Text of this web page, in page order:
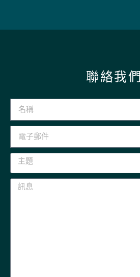
聯絡我們